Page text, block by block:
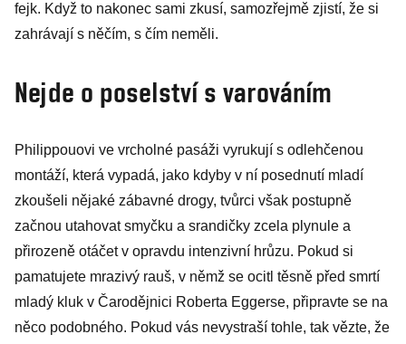
fejk. Když to nakonec sami zkusí, samozřejmě zjistí, že si
zahrávají s něčím, s čím neměli.
Nejde o poselství s varováním
Philippouovi ve vrcholné pasáži vyrukují s odlehčenou
montáží, která vypadá, jako kdyby v ní posednutí mladí
zkoušeli nějaké zábavné drogy, tvůrci však postupně
začnou utahovat smyčku a srandičky zcela plynule a
přirozeně otáčet v opravdu intenzivní hrůzu. Pokud si
pamatujete mrazivý rauš, v němž se ocitl těsně před smrtí
mladý kluk v Čarodějnici Roberta Eggerse, připravte se na
něco podobného. Pokud vás nevystraší tohle, tak vězte, že